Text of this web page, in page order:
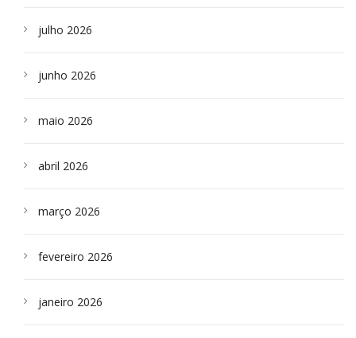
julho 2026
junho 2026
maio 2026
abril 2026
março 2026
fevereiro 2026
janeiro 2026